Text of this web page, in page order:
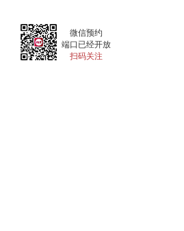
微信预约
端口已经开放
扫码关注